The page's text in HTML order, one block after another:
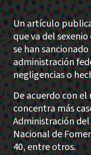
Un artículo
que va del
se han
administración
negligencias o
De acuerdo con
concentra más
Administración
Nacional de
40, entre otros.